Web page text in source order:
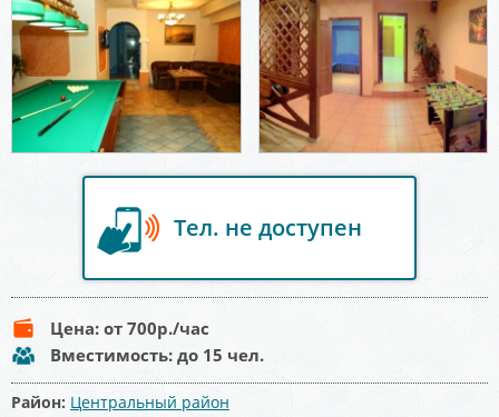
Тел. не доступен
Цена: от 700р./час
Вместимость: до 15 чел.
Район: Центральный район